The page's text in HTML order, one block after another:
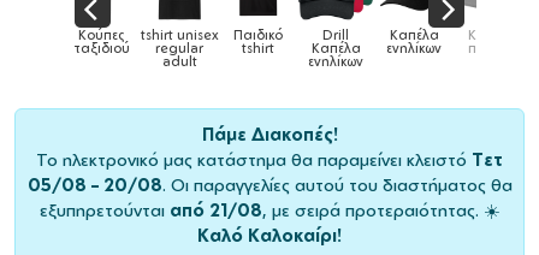
Παιδικό
tshirt
Drill
Καπέλα
ενηλίκων
Καπέλα
ενηλίκων
Καπέλα
παιδικά Κούπες Κούπες
ειδικές
Πάμε Διακοπές!
Το ηλεκτρονικό μας κατάστημα θα παραμείνει κλειστό Τετ
05/08 – 20/08. Οι παραγγελίες αυτού του διαστήματος θα
εξυπηρετούνται από 21/08, με σειρά προτεραιότητας. ☀️
Καλό Καλοκαίρι!